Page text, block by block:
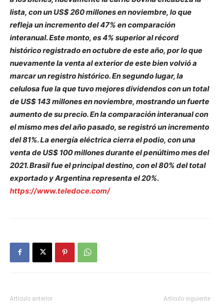
lista, con un US$ 260 millones en noviembre, lo que
refleja un incremento del 47% en comparación
interanual. Este monto, es 4% superior al récord
histórico registrado en octubre de este año, por lo que
nuevamente la venta al exterior de este bien volvió a
marcar un registro histórico. En segundo lugar, la
celulosa fue la que tuvo mejores dividendos con un total
de US$ 143 millones en noviembre, mostrando un fuerte
aumento de su precio. En la comparación interanual con
el mismo mes del año pasado, se registró un incremento
del 81%. La energía eléctrica cierra el podio, con una
venta de US$ 100 millones durante el penúltimo mes del
2021. Brasil fue el principal destino, con el 80% del total
exportado y Argentina representa el 20%.
https://www.teledoce.com/
Artículo anterior Artículo siguiente